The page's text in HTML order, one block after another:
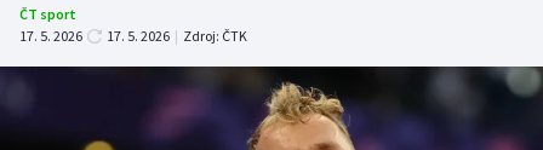
Tenis
Atletika
ČT sport
17. 5. 2026
17. 5. 2026 | Zdroj: ČTK